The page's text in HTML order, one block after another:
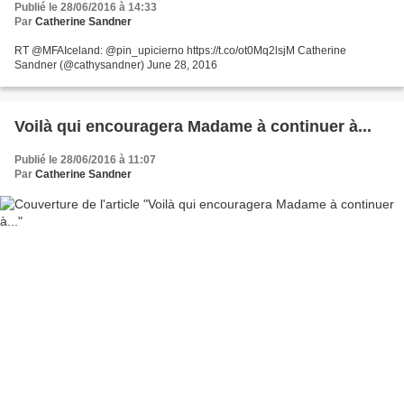
Publié le 28/06/2016 à 14:33
Par Catherine Sandner
RT @MFAIceland: @pin_upicierno https://t.co/ot0Mq2lsjM Catherine
Sandner (@cathysandner) June 28, 2016
Voilà qui encouragera Madame à continuer à...
Publié le 28/06/2016 à 11:07
Par Catherine Sandner